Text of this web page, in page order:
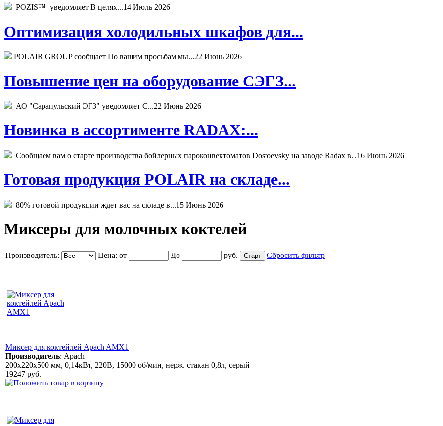
POZIS™ уведомляет В целях...14 Июль 2026
Оптимизация холодильных шкафов для...
POLAIR GROUP сообщает По вашим просьбам мы...22 Июнь 2026
Повышение цен на оборудование СЭГЗ...
АО "Сарапульский ЭГЗ" уведомляет С...22 Июнь 2026
Новинка в ассортименте RADAX:...
Сообщаем вам о старте производства бойлерных пароконвектоматов Dostoevsky на заводе Radax в...16 Июнь 2026
Готовая продукция POLAIR на складе...
80% готовой продукции ждет вас на складе в...15 Июнь 2026
Миксеры для молочных коктелей
Производитель: Цена: от До руб. Сбросить фильтр
Миксер для коктейлей Apach AMX1
Производитель: Apach
200х220х500 мм, 0,14кВт, 220В, 15000 об/мин, нерж. стакан 0,8л, серый
19247 руб.